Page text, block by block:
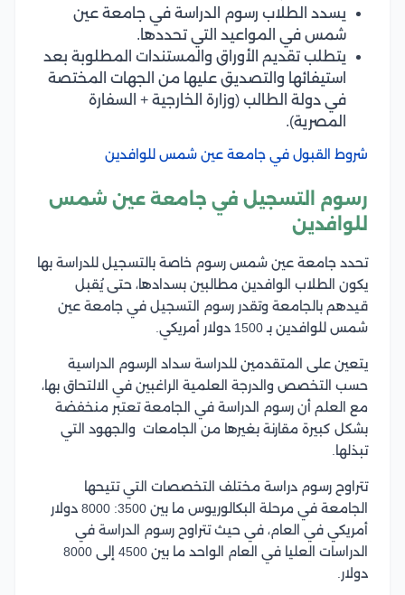
يسدد الطلاب رسوم الدراسة في جامعة عين
شمس في المواعيد التي تحددها.
يتطلب تقديم الأوراق والمستندات المطلوبة بعد
استيفائها والتصديق عليها من الجهات المختصة
في دولة الطالب (وزارة الخارجية + السفارة
المصرية).
شروط القبول في جامعة عين شمس للوافدين
رسوم التسجيل في جامعة عين شمس
للوافدين
تحدد جامعة عين شمس رسوم خاصة بالتسجيل للدراسة بها
يكون الطلاب الوافدين مطالبين بسدادها، حتى يُقبل
قيدهم بالجامعة وتقدر رسوم التسجيل في جامعة عين
شمس للوافدين بـ 1500 دولار أمريكي.
يتعين على المتقدمين للدراسة سداد الرسوم الدراسية
حسب التخصص والدرجة العلمية الراغبين في الالتحاق بها،
مع العلم أن رسوم الدراسة في الجامعة تعتبر منخفضة
بشكل كبيرة مقارنة بغيرها من الجامعات والجهود التي
تبذلها.
تتراوح رسوم دراسة مختلف التخصصات التي تتيحها
الجامعة في مرحلة البكالوريوس ما بين 3500: 8000 دولار
أمريكي في العام، في حيث تتراوح رسوم الدراسة في
الدراسات العليا في العام الواحد ما بين 4500 إلى 8000
دولار.